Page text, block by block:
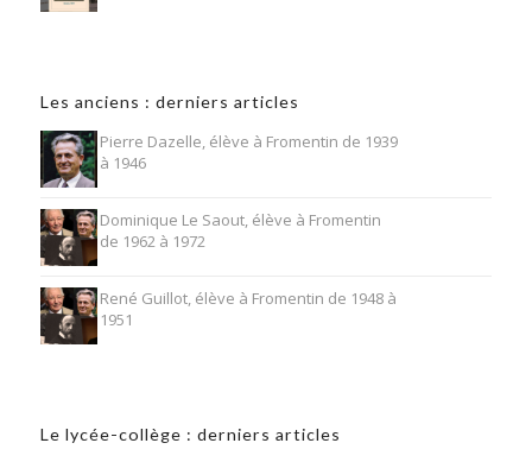
Les anciens : derniers articles
Pierre Dazelle, élève à Fromentin de 1939
à 1946
Dominique Le Saout, élève à Fromentin
de 1962 à 1972
René Guillot, élève à Fromentin de 1948 à
1951
Le lycée-collège : derniers articles